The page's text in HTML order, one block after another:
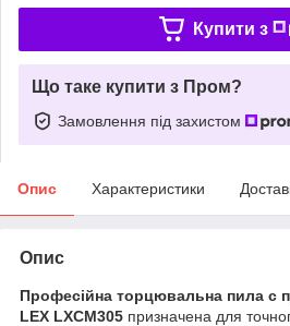
Купити з
Що таке купити з Пром?
Замовлення під захистом
Опис Характеристики
Опис
Професійна торцювальна пила с
LEX LXCM305 призначена для